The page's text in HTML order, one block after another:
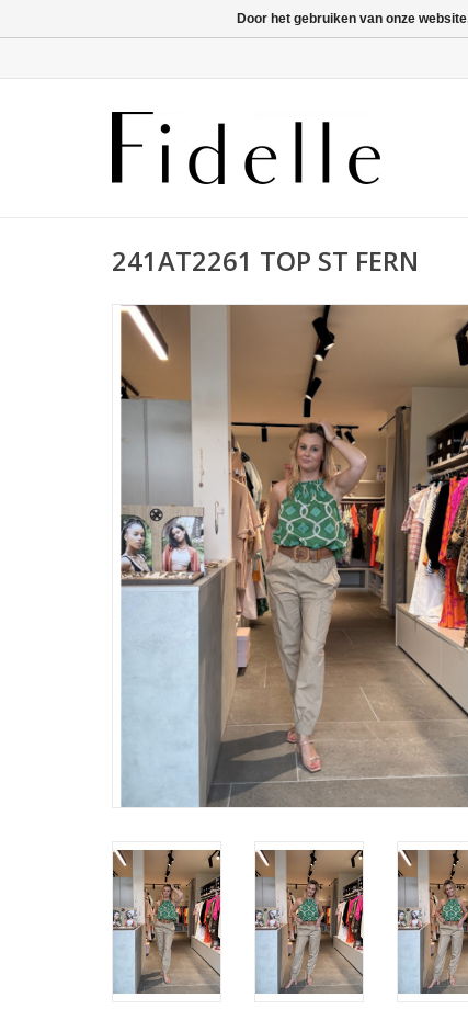
241AT2261 TOP ST FERN
Door het gebruiken van onze